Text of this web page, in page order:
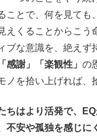
ことで、何を見ても
えくることからこう
ブな意識を、絶えず
「感謝」 「楽観性」 の
ノを拾い上げれば、
ちはより活発で、EQ
不安や孤独を感じに